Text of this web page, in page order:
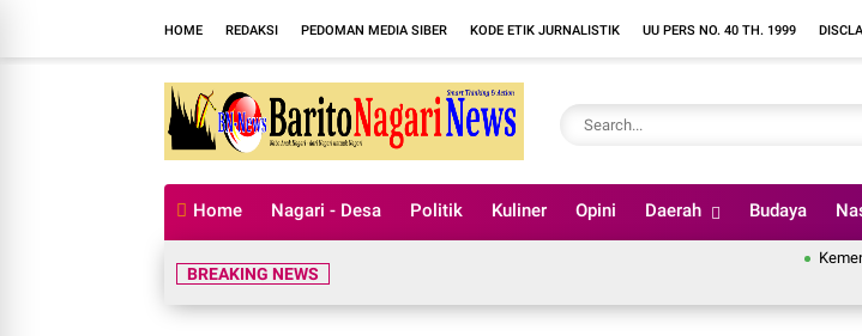
HOME REDAKSI PEDOMAN MEDIA SIBER KODE ETIK JURNALISTIK UU PERS NO. 40 TH. 1999
Home Nagari - Desa Politik Kuliner Opini Daerah Budaya
BREAKING NEWS
Kementan